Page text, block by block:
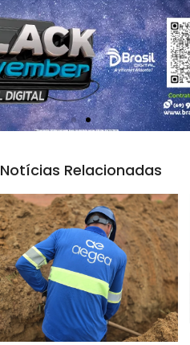
Notícias Relacionadas